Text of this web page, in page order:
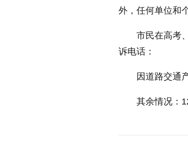
外，任何单位和
市民在高考
诉电话：
因道路交通
其余情况：